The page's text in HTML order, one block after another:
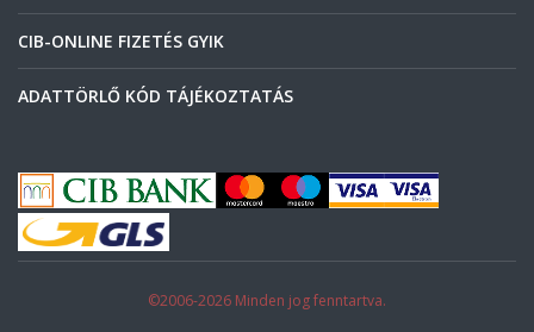
CIB-ONLINE FIZETÉS GYIK
ADATTÖRLŐ KÓD TÁJÉKOZTATÁS
©2006-2026 Minden jog fenntartva.